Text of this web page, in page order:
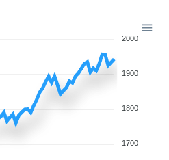
2000
1900
1800
1700